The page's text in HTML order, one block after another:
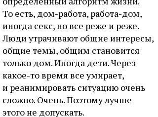
То есть, дом-работа, работа-дом,
иногда секс, но все реже и реже.
Люди утрачивают общие интересы,
общие темы, общим становится
только дом. Иногда дети. Через
какое-то время все умирает,
и реанимировать ситуацию очень
сложно. Очень. Поэтому лучше
этого не допускать.